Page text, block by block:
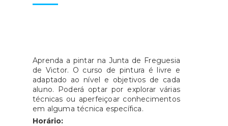
Aprenda a pintar na Junta de Freguesia
de Victor. O curso de pintura é livre e
adaptado ao nível e objetivos de cada
aluno. Poderá optar por explorar várias
técnicas ou aperfeiçoar conhecimentos
em alguma técnica específica.
Horário: